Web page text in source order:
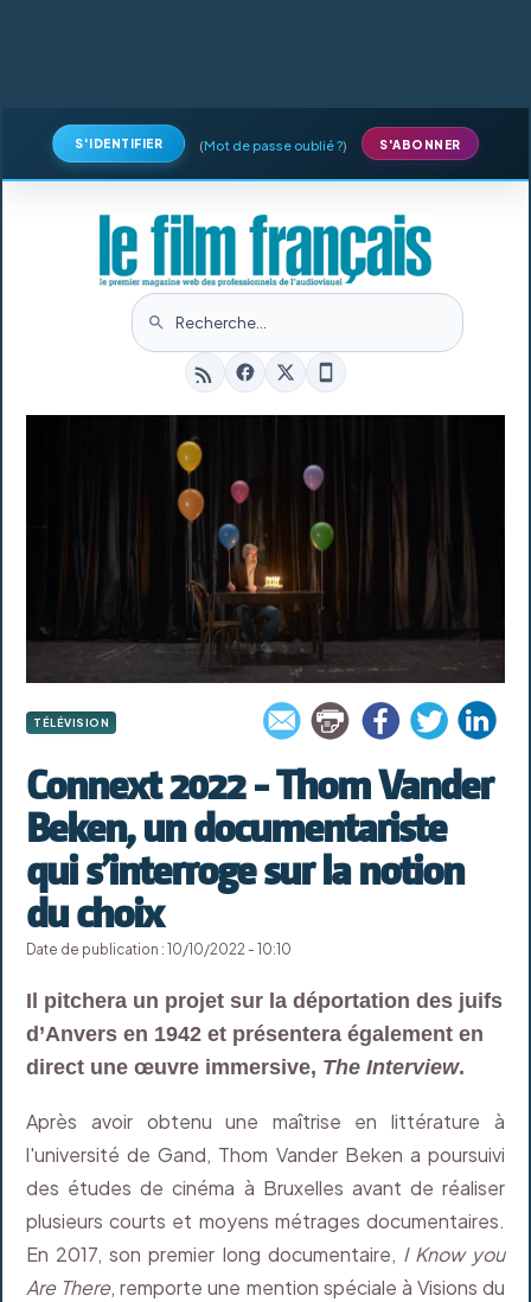
S'IDENTIFIER (Mot de passe oublié ?) S'ABONNER
TÉLÉVISION
Connext 2022 - Thom Vander
Beken, un documentariste
qui s’interroge sur la notion
du choix
Date de publication : 10/10/2022 - 10:10
Il pitchera un projet sur la déportation des juifs
d’Anvers en 1942 et présentera également en
direct une œuvre immersive, The Interview.
Après avoir obtenu une maîtrise en littérature à
l'université de Gand, Thom Vander Beken a poursuivi
des études de cinéma à Bruxelles avant de réaliser
plusieurs courts et moyens métrages documentaires.
En 2017, son premier long documentaire, I Know you
Are There, remporte une mention spéciale à Visions du